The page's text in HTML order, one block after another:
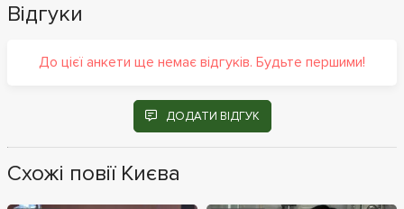
Відгуки
До цієї анкети ще немає відгуків. Будьте першими!
ДОДАТИ ВІДГУК
Схожі повії Києва